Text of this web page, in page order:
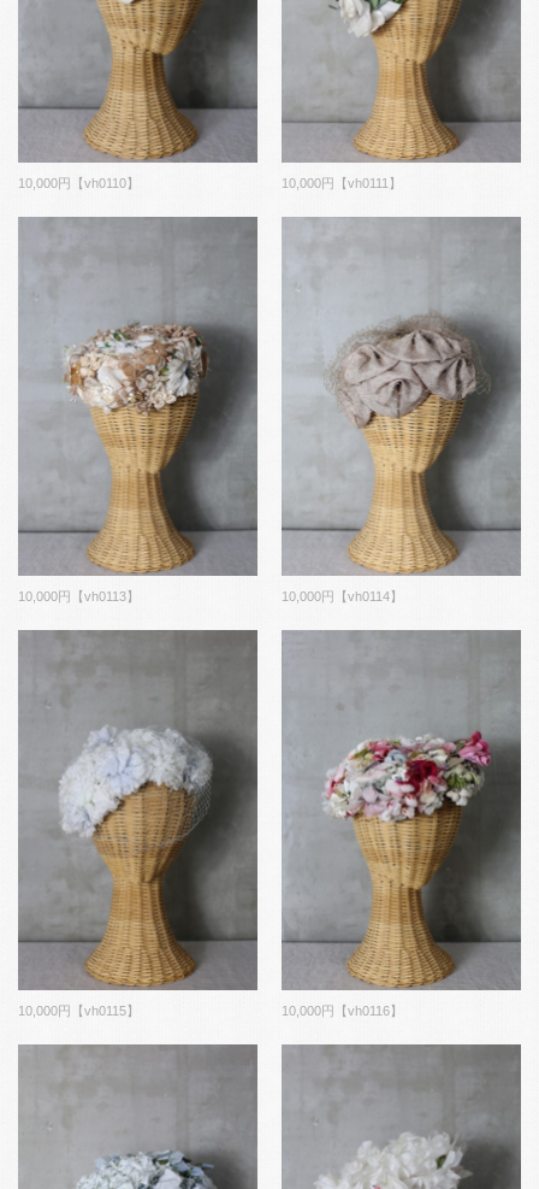
10,000円【vh0110】 10,000円【vh0111】
10,000円【vh0113】 10,000円【vh0114】
10,000円【vh0115】 10,000円【vh0116】